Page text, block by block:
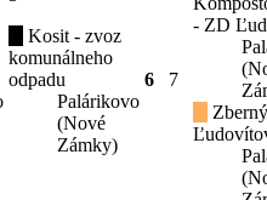
Kosit - zvoz
komunálneho
odpadu
Palárikovo
(Nové
Zámky)
6 7
- ZD